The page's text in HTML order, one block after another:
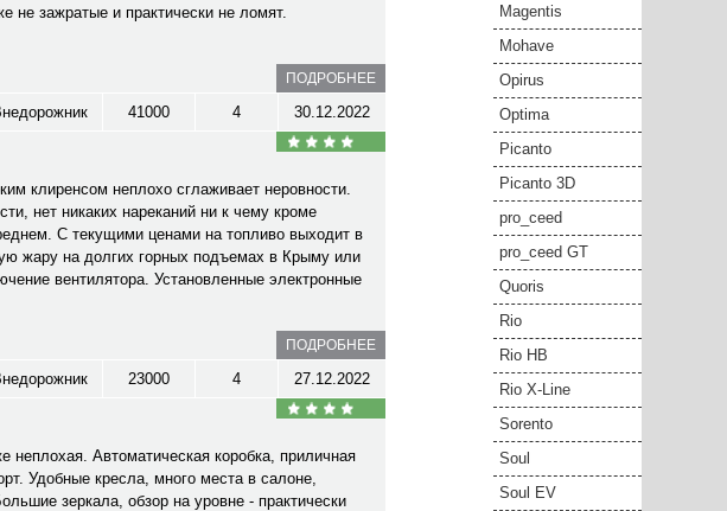
не зажратые и практически не ломят.
ПОДРОБНЕЕ
41000 4 30.12.2022
клиренсом неплохо сглаживает неровности.
нет никаких нареканий ни к чему кроме
С текущими ценами на топливо выходит в
жару на долгих горных подъемах в Крыму или
вентилятора. Установленные электронные
ПОДРОБНЕЕ
23000 4 27.12.2022
Автоматическая коробка, приличная
Удобные кресла, много места в салоне,
зеркала, обзор на уровне - практически
Magentis
Mohave
Opirus
Optima
Picanto
Picanto 3D
pro_ceed
pro_ceed GT
Quoris
Rio
Rio HB
Rio X-Line
Sorento
Soul
Soul EV